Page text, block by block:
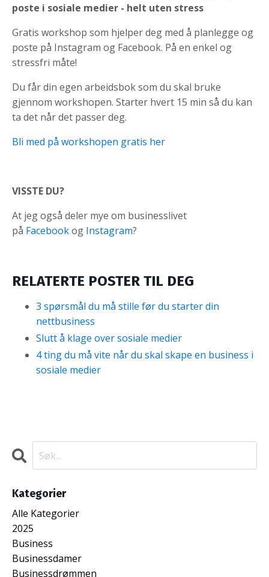
poste i sosiale medier - helt uten stress
Gratis workshop som hjelper deg med å planlegge og
poste på Instagram og Facebook. På en enkel og
stressfri måte!
Du får din egen arbeidsbok som du skal bruke
gjennom workshopen. Starter hvert 15 min så du kan
ta det når det passer deg.
Bli med på workshopen gratis her
VISSTE DU?
At jeg også deler mye om businesslivet
på Facebookog Instagram?
RELATERTE POSTER TIL DEG
3 spørsmål du må stille før du starter din
nettbusiness
Slutt å klage over sosiale medier
4 ting du må vite når du skal skape en business i
sosiale medier
Kategorier
Alle Kategorier
2025
Business
Businessdamer
Businessdrømmen